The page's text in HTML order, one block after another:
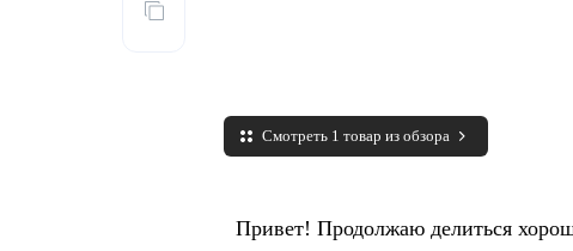
Смотреть 1 товар из обзора
Привет! Продолжаю делиться